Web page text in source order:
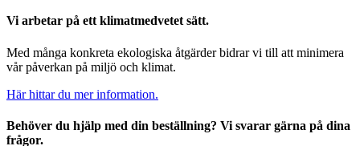
Vi arbetar på ett klimatmedvetet sätt.
Med många konkreta ekologiska åtgärder bidrar vi till att minimera
vår påverkan på miljö och klimat.
Här hittar du mer information.
Behöver du hjälp med din beställning? Vi svarar gärna på dina
frågor.